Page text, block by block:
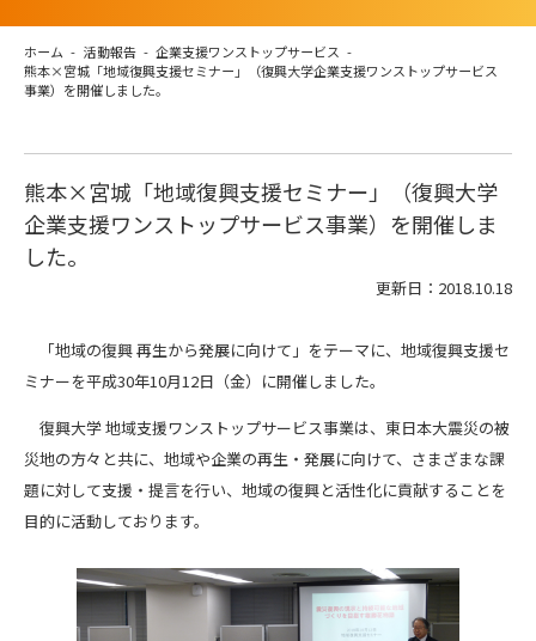
ホーム 活動報告
企業支援ワンストップサービス
熊本×宮城「地域復興支援セミナー」（復興大学企業支援ワンストップサービス
事業）を開催しました。
熊本×宮城「地域復興支援セミナー」（復興大学
企業支援ワンストップサービス事業）を開催しま
した。
更新日：2018.10.18
「地域の復興 再生から発展に向けて」をテーマに、地域復興支援セ
ミナーを平成30年10月12日（金）に開催しました。
復興大学 地域支援ワンストップサービス事業は、東日本大震災の被
災地の方々と共に、地域や企業の再生・発展に向けて、さまざまな課
題に対して支援・提言を行い、地域の復興と活性化に貢献することを
目的に活動しております。